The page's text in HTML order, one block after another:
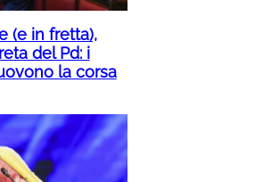
(e in fretta),
del Pd: i
la corsa